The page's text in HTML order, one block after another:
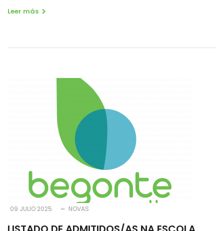
Leer más
09 JULIO 2025 NOVAS